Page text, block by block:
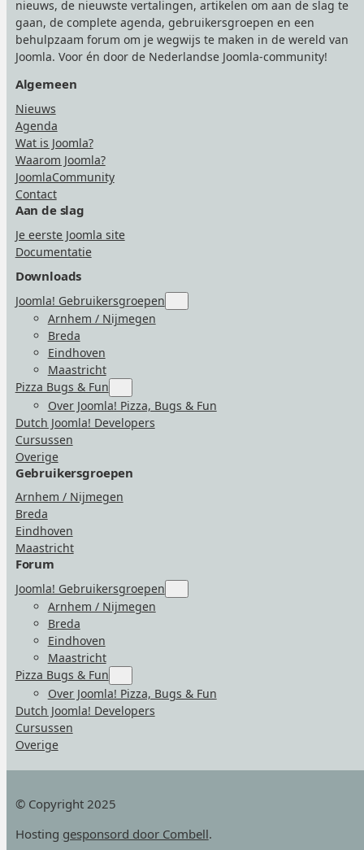
nieuws, de nieuwste vertalingen, artikelen om aan de slag te
gaan, de complete agenda, gebruikersgroepen en een
behulpzaam forum om je wegwijs te maken in de wereld van
Joomla. Voor én door de Nederlandse Joomla-community!
Algemeen
Nieuws
Agenda
Wat is Joomla?
Waarom Joomla?
JoomlaCommunity
Contact
Aan de slag
Je eerste Joomla site
Documentatie
Downloads
Joomla! Gebruikersgroepen
for
Arnhem / Nijmegen
Breda
Eindhoven
Maastricht
Pizza Bugs & Fun
for
“Pizza
Bugs
Over Joomla! Pizza, Bugs & Fun
Dutch Joomla! Developers
Cursussen
Overige
Gebruikersgroepen
Arnhem / Nijmegen
Breda
Eindhoven
Maastricht
Forum
Joomla! Gebruikersgroepen
for
Arnhem / Nijmegen
Breda
Eindhoven
Maastricht
Pizza Bugs & Fun
for
“Pizza
Bugs
Over Joomla! Pizza, Bugs & Fun
Dutch Joomla! Developers
Cursussen
Overige
© Copyright 2025
Hosting gesponsord door Combell.